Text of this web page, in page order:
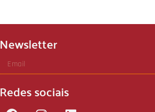
Newsletter
Redes sociais